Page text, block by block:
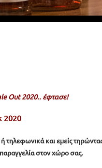
Out 2020.. έφτασε!
2020
τηλεφωνικά και εμείς
στον χώρο σας.